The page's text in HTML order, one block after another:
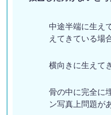
中途半端に生え
えてきている場
横向きに生えて
骨の中に完全に
ン写真上問題が